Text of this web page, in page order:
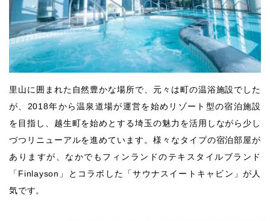
里山に囲まれた自然豊かな場所で、元々は町の温浴施設でした
が、2018年から温泉道場が運営を始めリゾート型の宿泊施設
を目指し、越生町を始めとする埼玉の魅力を活用しながら少し
づつリニューアルを進めています。様々なタイプの宿泊部屋が
ありますが、なかでもフィンランドのテキスタイルブランド
「Finlayson」とコラボした「サウナスイートキャビン」が人
気です。